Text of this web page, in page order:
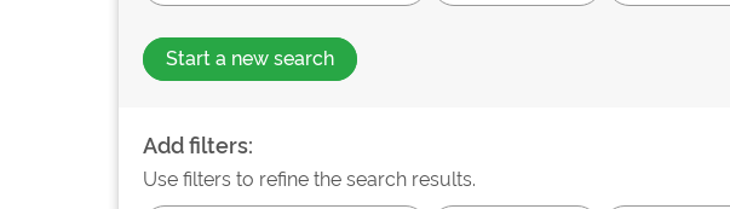
Start a new search
Add filters:
Use filters to refine the search results.